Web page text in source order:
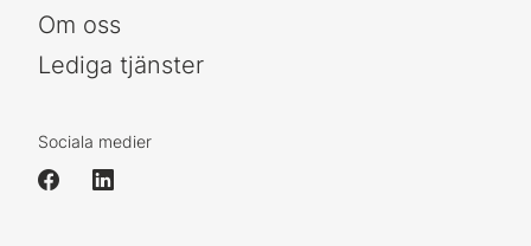
Om oss
Lediga tjänster
Sociala medier